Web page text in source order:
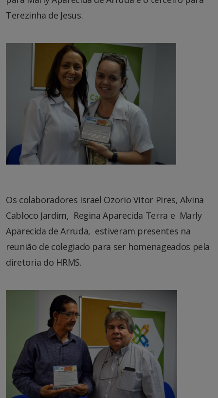
Terezinha de Jesus.
Os colaboradores Israel Ozorio Vitor Pires, Alvina
Cabloco Jardim, Regina Aparecida Terra e Marly
Aparecida de Arruda, estiveram presentes na
reunião de colegiado para ser homenageados pela
diretoria do HRMS.